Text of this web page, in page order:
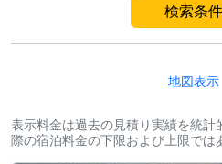
検索条
地図表示
表示料金は過去の見積り実績を統
際の宿泊料金の下限および上限では